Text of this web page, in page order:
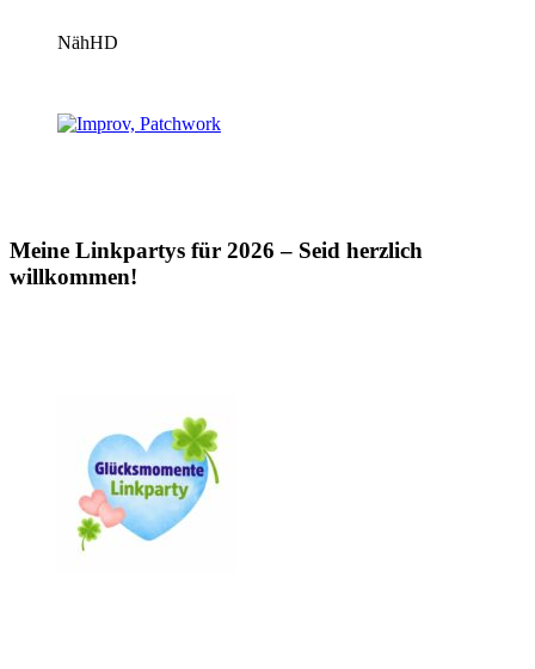
NähHD
Meine Linkpartys für 2026 – Seid herzlich
willkommen!